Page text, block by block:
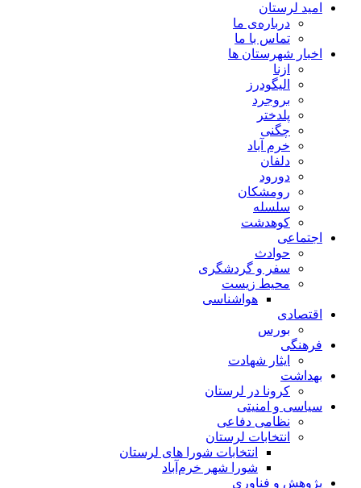
امید لرستان
درباره‌ی ما
تماس با ما
اخبار شهرستان ها
ازنا
الیگودرز
بروجرد
پلدختر
چگنی
خرم آباد
دلفان
دورود
رومشکان
سلسله
کوهدشت
اجتماعی
حوادث
سفر و گردشگری
محیط زیست
هواشناسی
اقتصادی
بورس
فرهنگی
ایثار شهادت
بهداشت
کرونا در لرستان
سیاسی و امنیتی
نظامی دفاعی
انتخابات لرستان
انتخابات شورا های لرستان
شورا شهر خرم‌آباد
پژوهش و فناوری